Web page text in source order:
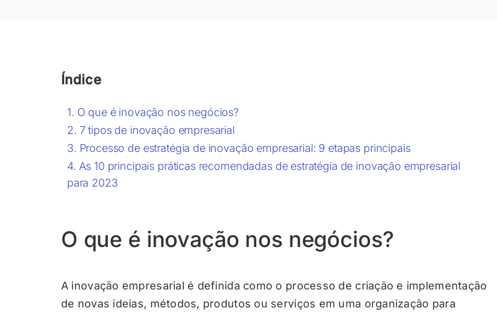
Índice
O que é inovação nos negócios?
7 tipos de inovação empresarial
Processo de estratégia de inovação empresarial: 9 etapas principais
As 10 principais práticas recomendadas de estratégia de inovação empresarial
para 2023
O que é inovação nos negócios?
A inovação empresarial é definida como o processo de criação e implementação
de novas ideias, métodos, produtos ou serviços em uma organização para